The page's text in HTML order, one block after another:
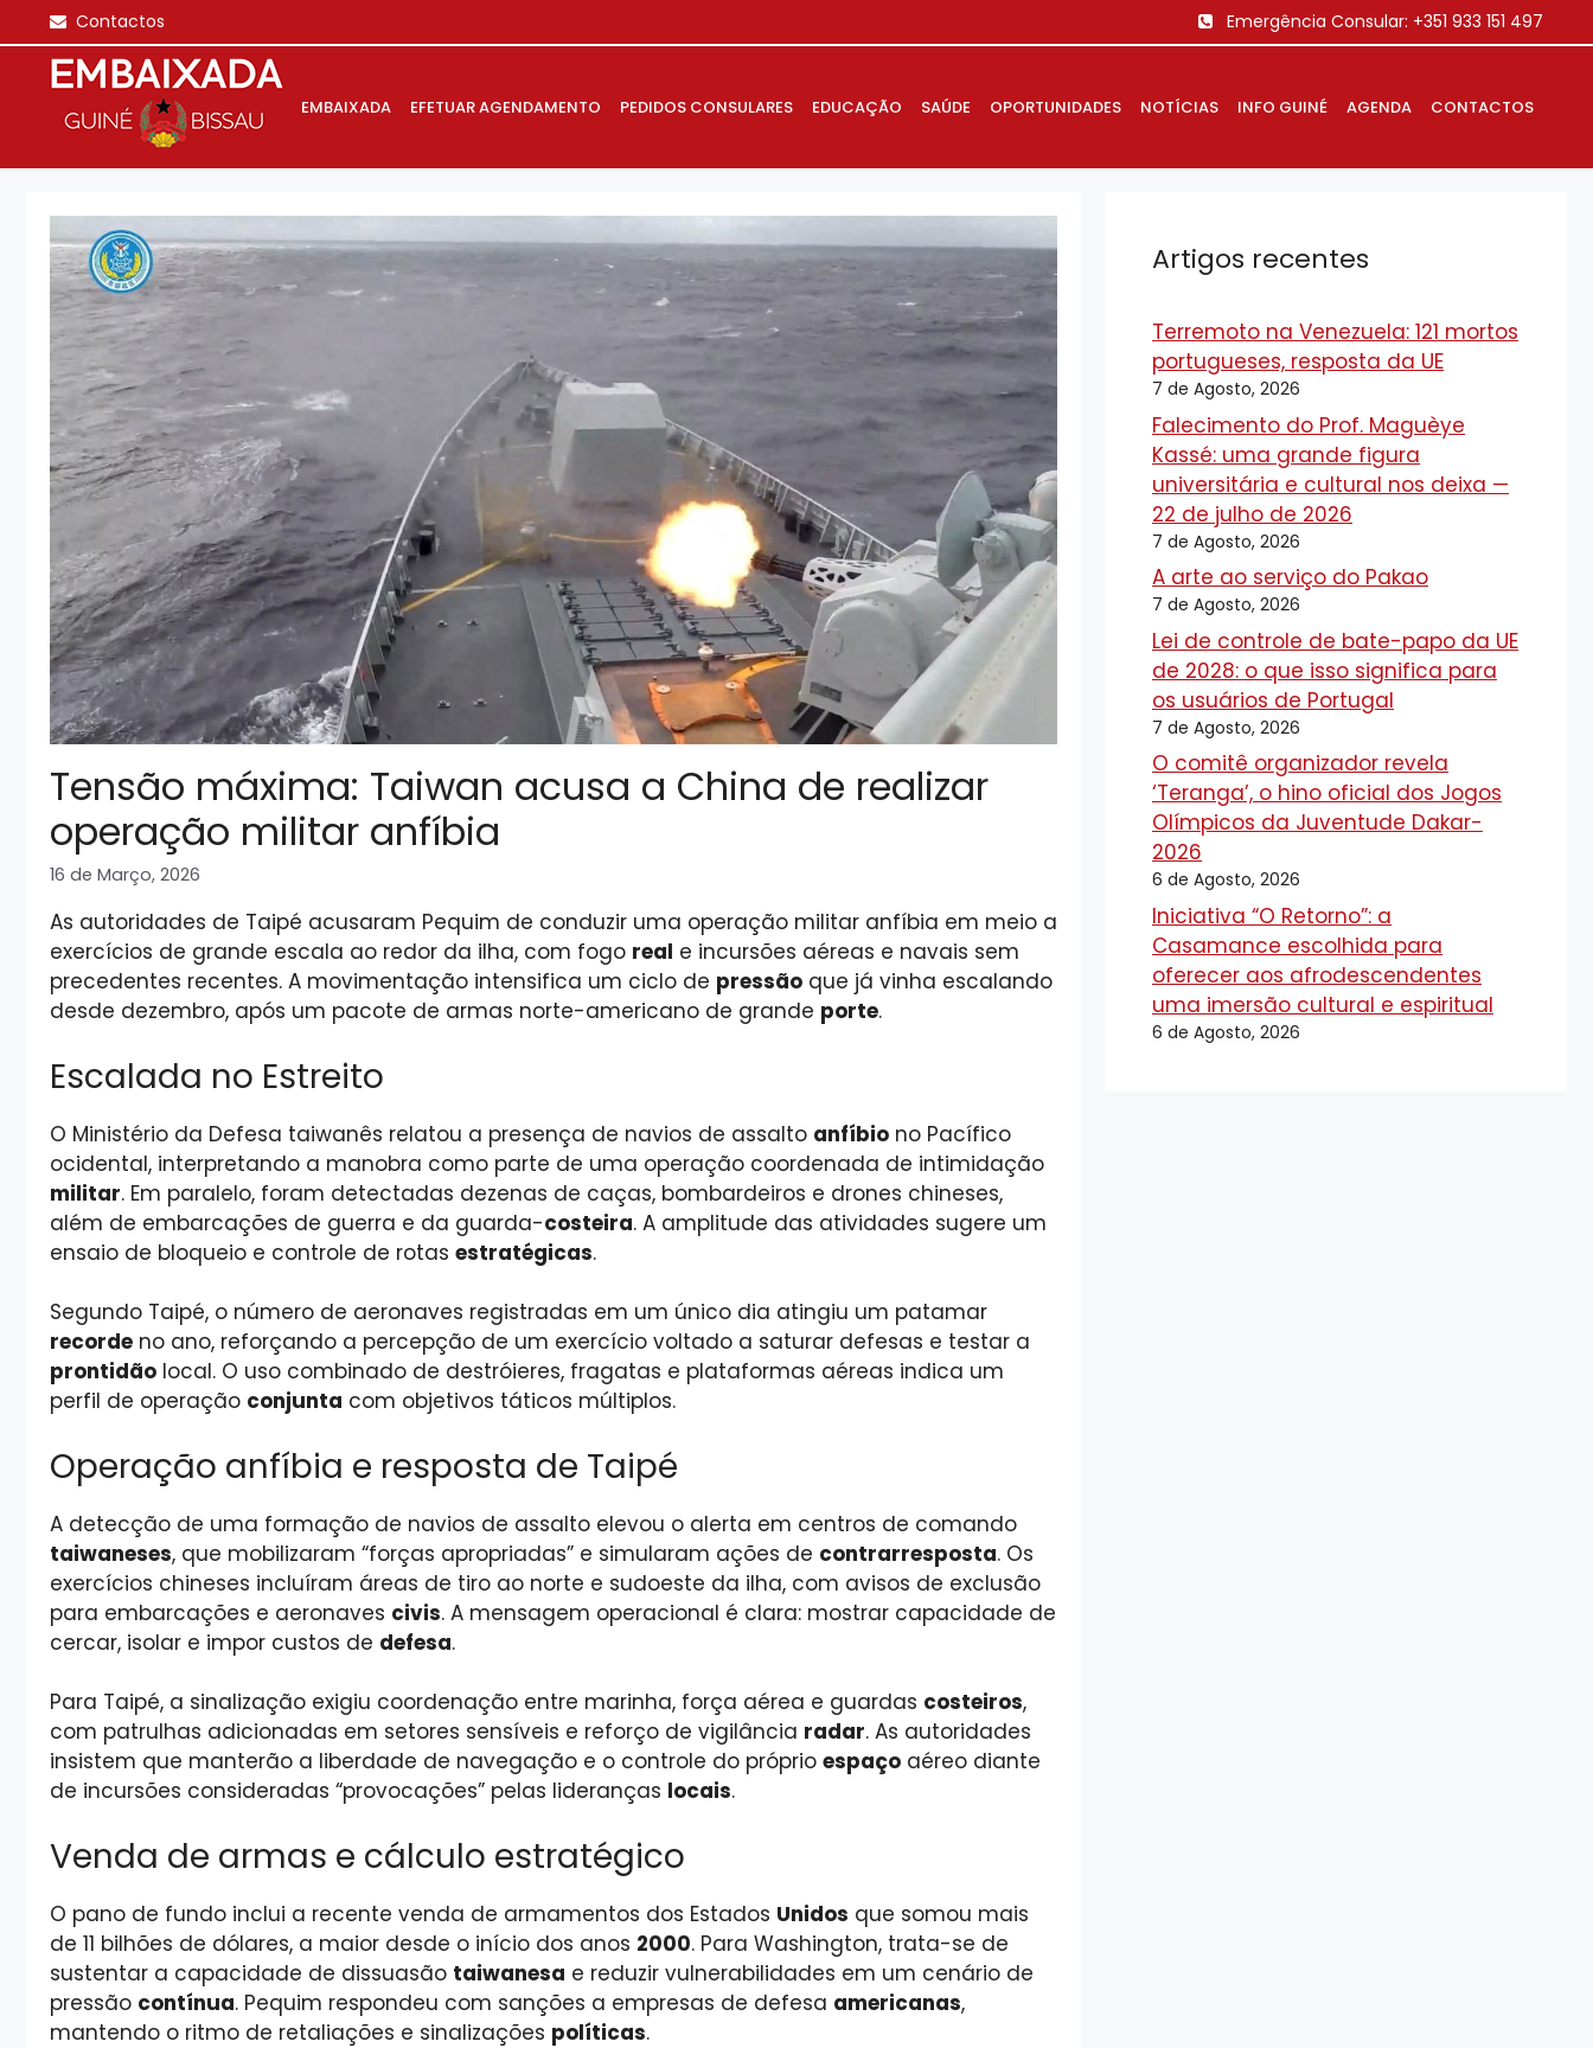
Saltar
para
Contactos Emergência Consular: +351 933 151 497
EMBAIXADA EFETUAR AGENDAMENTO PEDIDOS CONSULARES EDUCAÇÃO SAÚDE OPORTUNIDADES NOTÍCIAS INFO GUINÉ AGENDA CONTACTOS
Tensão máxima: Taiwan acusa a China de realizar
operação militar anfíbia
16 de Março, 2026
As autoridades de Taipé acusaram Pequim de conduzir uma operação militar anfíbia em meio a
exercícios de grande escala ao redor da ilha, com fogo real e incursões aéreas e navais sem
precedentes recentes. A movimentação intensifica um ciclo de pressão que já vinha escalando
desde dezembro, após um pacote de armas norte-americano de grande porte.
Escalada no Estreito
O Ministério da Defesa taiwanês relatou a presença de navios de assalto anfíbio no Pacífico
ocidental, interpretando a manobra como parte de uma operação coordenada de intimidação
militar. Em paralelo, foram detectadas dezenas de caças, bombardeiros e drones chineses,
além de embarcações de guerra e da guarda-costeira. A amplitude das atividades sugere um
ensaio de bloqueio e controle de rotas estratégicas.
Segundo Taipé, o número de aeronaves registradas em um único dia atingiu um patamar
recorde no ano, reforçando a percepção de um exercício voltado a saturar defesas e testar a
prontidão local. O uso combinado de destróieres, fragatas e plataformas aéreas indica um
perfil de operação conjunta com objetivos táticos múltiplos.
Operação anfíbia e resposta de Taipé
A detecção de uma formação de navios de assalto elevou o alerta em centros de comando
taiwaneses, que mobilizaram “forças apropriadas” e simularam ações de contrarresposta. Os
exercícios chineses incluíram áreas de tiro ao norte e sudoeste da ilha, com avisos de exclusão
para embarcações e aeronaves civis. A mensagem operacional é clara: mostrar capacidade de
cercar, isolar e impor custos de defesa.
Para Taipé, a sinalização exigiu coordenação entre marinha, força aérea e guardas costeiros,
com patrulhas adicionadas em setores sensíveis e reforço de vigilância radar. As autoridades
insistem que manterão a liberdade de navegação e o controle do próprio espaço aéreo diante
de incursões consideradas “provocações” pelas lideranças locais.
Venda de armas e cálculo estratégico
O pano de fundo inclui a recente venda de armamentos dos Estados Unidos que somou mais
de 11 bilhões de dólares, a maior desde o início dos anos 2000. Para Washington, trata-se de
sustentar a capacidade de dissuasão taiwanesa e reduzir vulnerabilidades em um cenário de
pressão contínua. Pequim respondeu com sanções a empresas de defesa americanas,
mantendo o ritmo de retaliações e sinalizações políticas.
Artigos recentes
Terremoto na Venezuela: 121 mortos
portugueses, resposta da UE
7 de Agosto, 2026
Falecimento do Prof. Maguèye
Kassé: uma grande figura
universitária e cultural nos deixa —
22 de julho de 2026
7 de Agosto, 2026
A arte ao serviço do Pakao
7 de Agosto, 2026
Lei de controle de bate-papo da UE
de 2028: o que isso significa para
os usuários de Portugal
7 de Agosto, 2026
O comitê organizador revela
‘Teranga’, o hino oficial dos Jogos
Olímpicos da Juventude Dakar-
2026
6 de Agosto, 2026
Iniciativa “O Retorno”: a
Casamance escolhida para
oferecer aos afrodescendentes
uma imersão cultural e espiritual
6 de Agosto, 2026